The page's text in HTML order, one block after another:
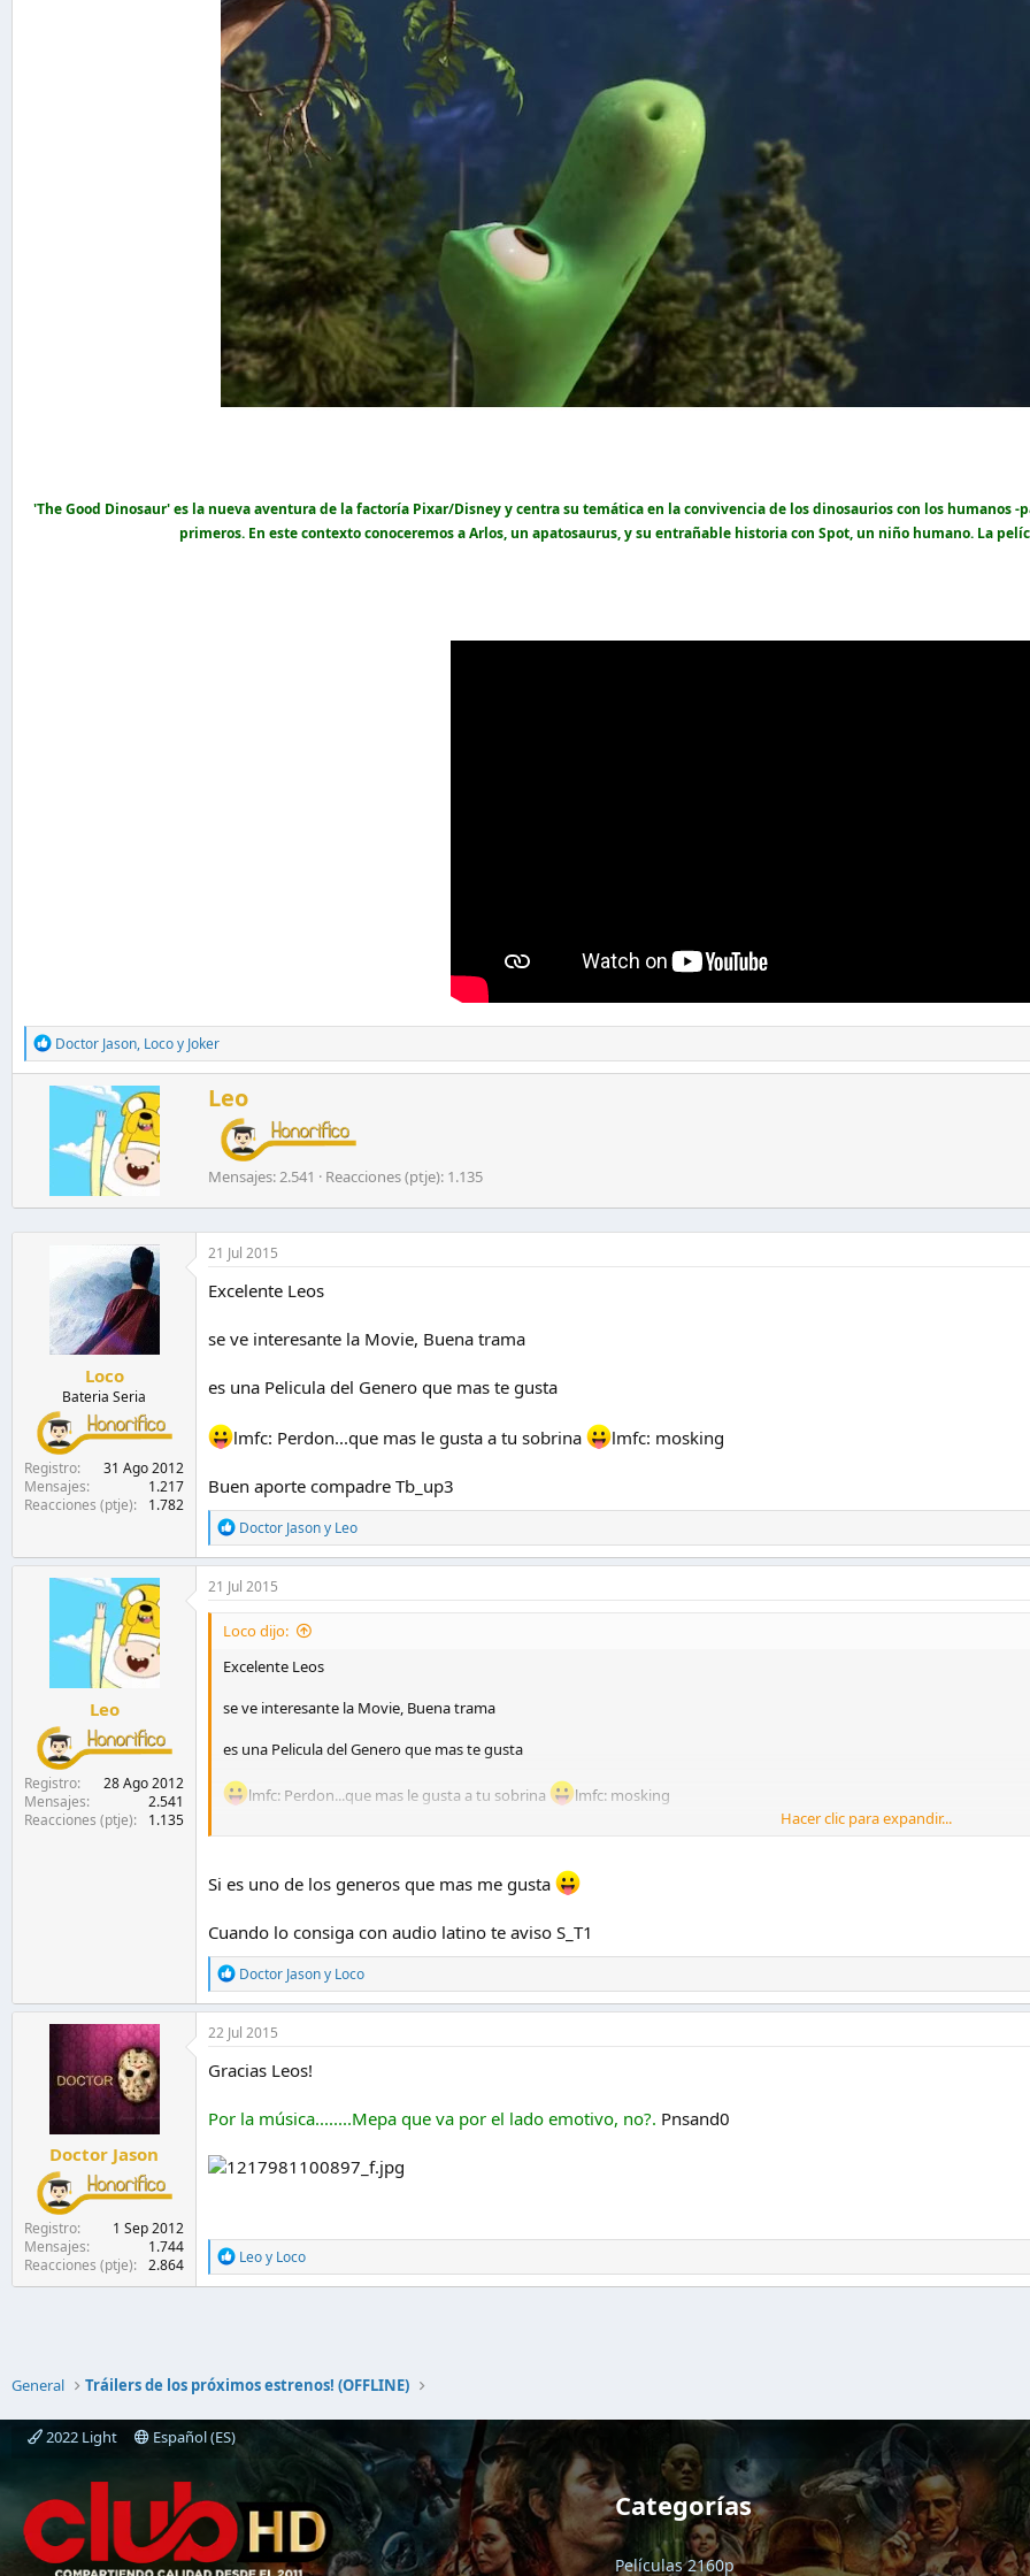
'The Good Dinosaur' es la nueva aventura de la factoría Pixar/Disney y centra su temática en la convivencia de los dinosaurios con los humanos
primeros. En este contexto conoceremos a Arlos, un apatosaurus, y su entrañable historia con Spot, un niño humano. La
R
e
a
o
s
Doctor Jason, Locoy Joker
E
s
i
p
o
Leo
Mensajes 2.541 Reacciones (ptje) 1.135
Loco
Bateria Seria
Registro
31 Ago 2012
Mensajes
1.217
Reacciones (ptje)
1.782
21 Jul 2015
Excelente Leos
se ve interesante la Movie, Buena trama
es una Pelicula del Genero que mas te gusta
lmfc: Perdon...que mas le gusta a tu sobrina lmfc: mosking
Buen aporte compadre Tb_up3
R
e
a
c
c
i
o
e
Doctor Jasony Leo
Leo
Registro
28 Ago 2012
Mensajes
2.541
Reacciones (ptje)
1.135
21 Jul 2015
Loco dijo:
Excelente Leos
se ve interesante la Movie, Buena trama
es una Pelicula del Genero que mas te gusta
lmfc: Perdon...que mas le gusta a tu sobrina
lmfc: mosking
Buen aporte compadre Tb_up3
Hacer clic para expandir...
Si es uno de los generos que mas me gusta
Cuando lo consiga con audio latino te aviso S_T1
R
e
a
c
c
i
o
e
Doctor Jasony Loco
Doctor Jason
Registro
1 Sep 2012
Mensajes
1.744
Reacciones (ptje)
2.864
22 Jul 2015
Gracias Leos!
Por la música........Mepa que va por el lado emotivo, no?. Pnsand0
R
e
a
n
s
Leoy Loco
General Tráilers de los próximos estrenos! (OFFLINE)
2022 Light Español (ES)
Categorías
Películas 2160p